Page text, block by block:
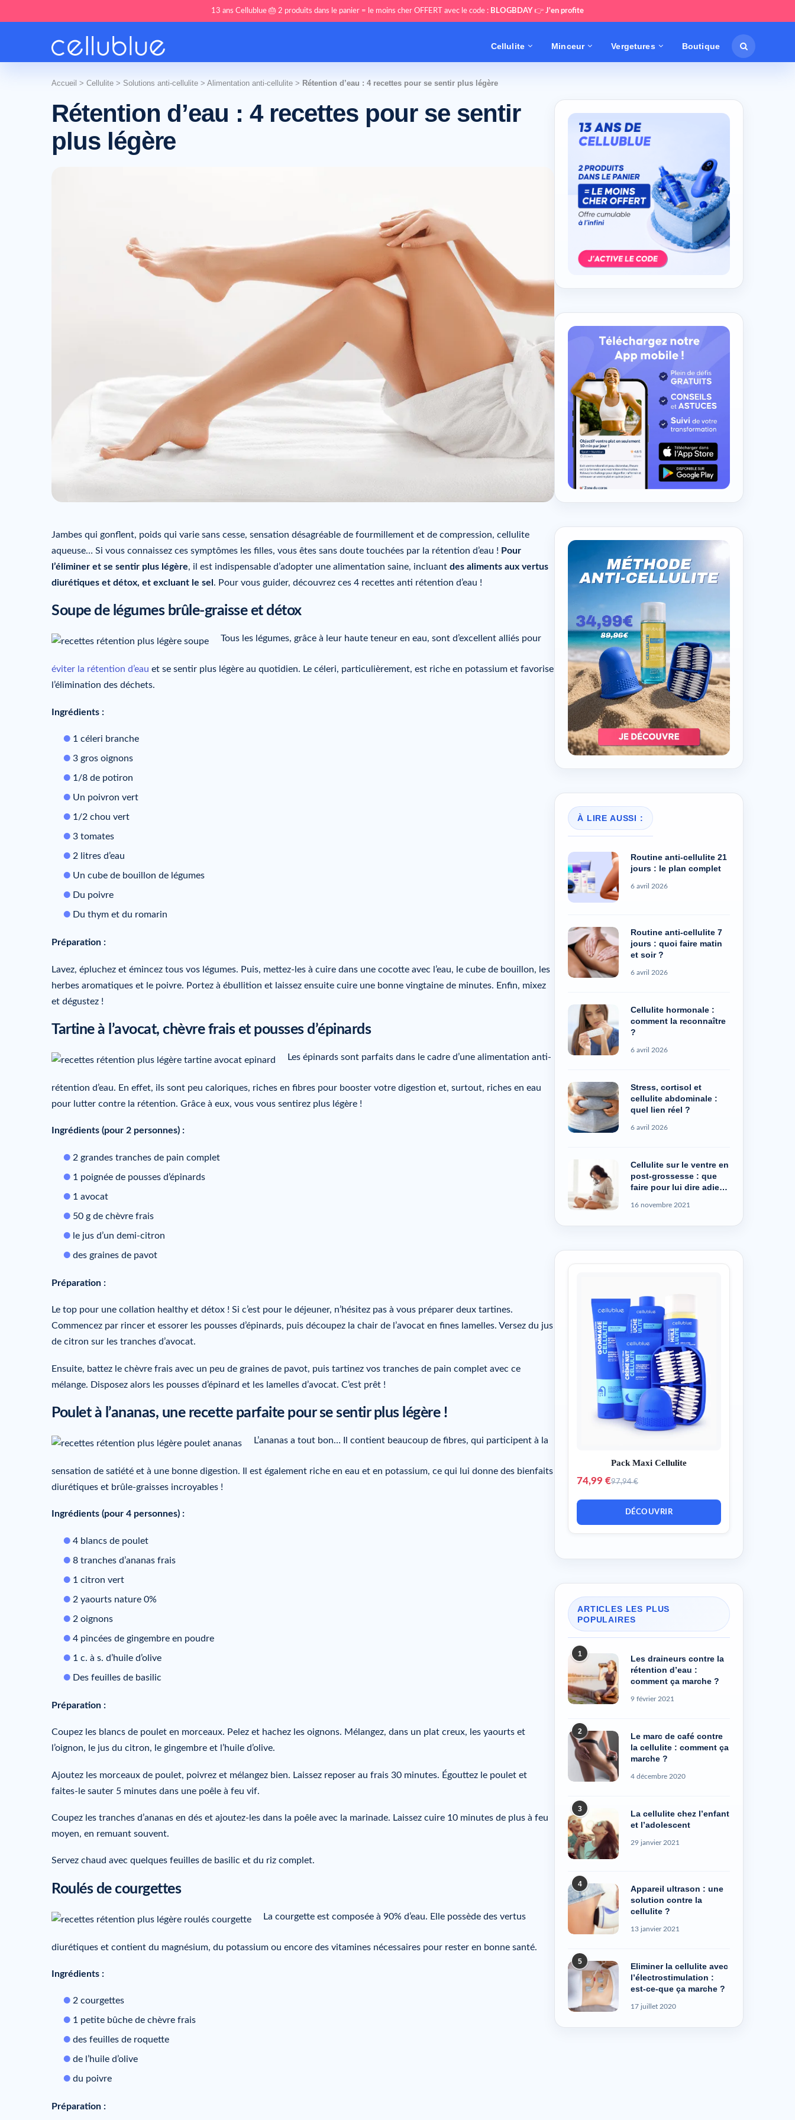
13 ans Cellublue 🎂 2 produits dans le panier = le moins cher OFFERT avec le code : BLOGBDAY 👉 J'en profite
Cellulite Minceur Vergetures Boutique
Accueil > Cellulite > Solutions anti-cellulite > Alimentation anti-cellulite > Rétention d’eau : 4 recettes pour se sentir plus légère
Rétention d’eau : 4 recettes pour se sentir
plus légère
Jambes qui gonflent, poids qui varie sans cesse, sensation désagréable de fourmillement et de compression, cellulite
aqueuse… Si vous connaissez ces symptômes les filles, vous êtes sans doute touchées par la rétention d’eau ! Pour
l’éliminer et se sentir plus légère, il est indispensable d’adopter une alimentation saine, incluant des aliments aux vertus
diurétiques et détox, et excluant le sel . Pour vous guider, découvrez ces 4 recettes anti rétention d’eau !
Soupe de légumes brûle-graisse et détox
Tous les légumes, grâce à leur haute teneur en eau, sont d’excellent alliés pour
éviter la rétention d’eau et se sentir plus légère au quotidien. Le céleri, particulièrement, est riche en potassium et favorise
l’élimination des déchets.
Ingrédients :
1 céleri branche
3 gros oignons
1/8 de potiron
Un poivron vert
1/2 chou vert
3 tomates
2 litres d’eau
Un cube de bouillon de légumes
Du poivre
Du thym et du romarin
Préparation :
Lavez, épluchez et émincez tous vos légumes. Puis, mettez-les à cuire dans une cocotte avec l’eau, le cube de bouillon, les
herbes aromatiques et le poivre. Portez à ébullition et laissez ensuite cuire une bonne vingtaine de minutes. Enfin, mixez
et dégustez !
Tartine à l’avocat, chèvre frais et pousses d’épinards
Les épinards sont parfaits dans le cadre d’une alimentation anti-
rétention d’eau. En effet, ils sont peu caloriques, riches en fibres pour booster votre digestion et, surtout, riches en eau
pour lutter contre la rétention. Grâce à eux, vous vous sentirez plus légère !
Ingrédients (pour 2 personnes) :
2 grandes tranches de pain complet
1 poignée de pousses d’épinards
1 avocat
50 g de chèvre frais
le jus d’un demi-citron
des graines de pavot
Préparation :
Le top pour une collation healthy et détox ! Si c’est pour le déjeuner, n’hésitez pas à vous préparer deux tartines.
Commencez par rincer et essorer les pousses d’épinards, puis découpez la chair de l’avocat en fines lamelles. Versez du jus
de citron sur les tranches d’avocat.
Ensuite, battez le chèvre frais avec un peu de graines de pavot, puis tartinez vos tranches de pain complet avec ce
mélange. Disposez alors les pousses d’épinard et les lamelles d’avocat. C’est prêt !
Poulet à l’ananas, une recette parfaite pour se sentir plus légère !
L’ananas a tout bon… Il contient beaucoup de fibres, qui participent à la
sensation de satiété et à une bonne digestion. Il est également riche en eau et en potassium, ce qui lui donne des bienfaits
diurétiques et brûle-graisses incroyables !
Ingrédients (pour 4 personnes) :
4 blancs de poulet
8 tranches d’ananas frais
1 citron vert
2 yaourts nature 0%
2 oignons
4 pincées de gingembre en poudre
1 c. à s. d’huile d’olive
Des feuilles de basilic
Préparation :
Coupez les blancs de poulet en morceaux. Pelez et hachez les oignons. Mélangez, dans un plat creux, les yaourts et
l’oignon, le jus du citron, le gingembre et l’huile d’olive.
Ajoutez les morceaux de poulet, poivrez et mélangez bien. Laissez reposer au frais 30 minutes. Égouttez le poulet et
faites-le sauter 5 minutes dans une poêle à feu vif.
Coupez les tranches d’ananas en dés et ajoutez-les dans la poêle avec la marinade. Laissez cuire 10 minutes de plus à feu
moyen, en remuant souvent.
Servez chaud avec quelques feuilles de basilic et du riz complet.
Roulés de courgettes
La courgette est composée à 90% d’eau. Elle possède des vertus
diurétiques et contient du magnésium, du potassium ou encore des vitamines nécessaires pour rester en bonne santé.
Ingrédients :
2 courgettes
1 petite bûche de chèvre frais
des feuilles de roquette
de l’huile d’olive
du poivre
Préparation :
À LIRE AUSSI :
Routine anti-cellulite 21
jours : le plan complet
6 avril 2026
Routine anti-cellulite 7
jours : quoi faire matin
et soir ?
6 avril 2026
Cellulite hormonale :
comment la reconnaître
?
6 avril 2026
Stress, cortisol et
cellulite abdominale :
quel lien réel ?
6 avril 2026
Cellulite sur le ventre en
post-grossesse : que
faire pour lui dire adieu
16 novembre 2021
Pack Maxi Cellulite
74,99 €97,94 €
DÉCOUVRIR
ARTICLES LES PLUS
POPULAIRES
1
Les draineurs contre la
rétention d’eau :
comment ça marche ?
9 février 2021
2
Le marc de café contre
la cellulite : comment ça
marche ?
4 décembre 2020
3
La cellulite chez l’enfant
et l’adolescent
29 janvier 2021
4
Appareil ultrason : une
solution contre la
cellulite ?
13 janvier 2021
5
Eliminer la cellulite avec
l’électrostimulation :
est-ce-que ça marche ?
17 juillet 2020